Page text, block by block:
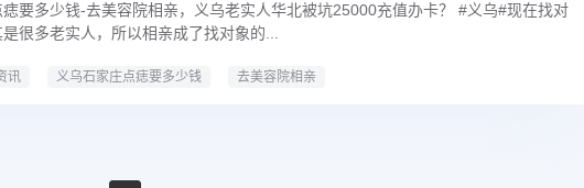
痣要多少钱-去美容院相亲，义乌老实人华北被坑25000充值办卡？ #义乌#现在找对
很多老实人，所以相亲成了找对象的...
讯 义乌石家庄点痣要多少钱
去美容院相亲